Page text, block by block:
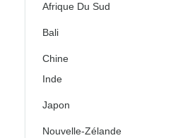
Afrique Du Sud
Bali
Chine
Inde
Japon
Nouvelle-Zélande